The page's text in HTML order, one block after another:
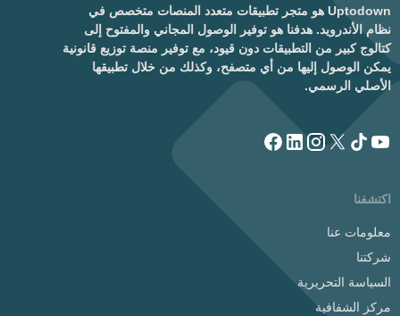
Uptodown هو متجر تطبيقات متعدد المنصات متخصص في
نظام الأندرويد. هدفنا هو توفير الوصول المجاني والمفتوح إلى
كتالوج كبير من التطبيقات دون قيود، مع توفير منصة توزيع قانونية
يمكن الوصول إليها من أي متصفح، وكذلك من خلال تطبيقها
الأصلي الرسمي.
اكتشفنا
معلومات عنا
شركتنا
السياسة التحريرية
مركز الشفافية